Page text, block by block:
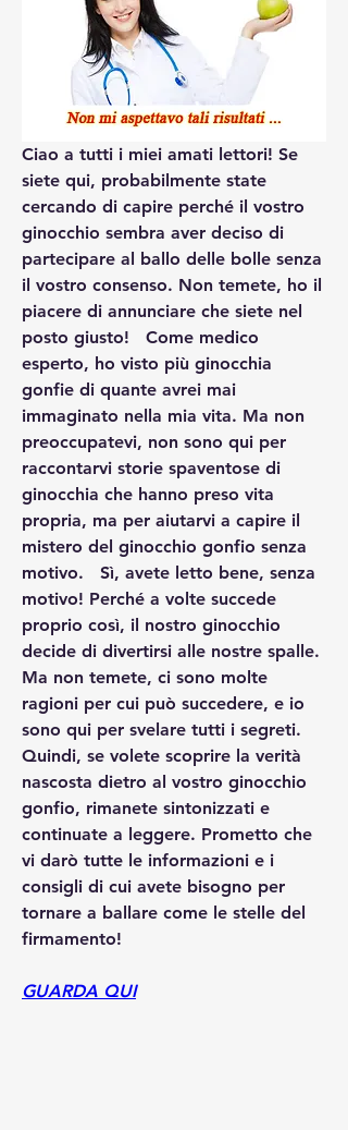
Ciao a tutti i miei amati lettori! Se
siete qui, probabilmente state
cercando di capire perché il vostro
ginocchio sembra aver deciso di
partecipare al ballo delle bolle senza
il vostro consenso. Non temete, ho il
piacere di annunciare che siete nel
posto giusto!   Come medico
esperto, ho visto più ginocchia
gonfie di quante avrei mai
immaginato nella mia vita. Ma non
preoccupatevi, non sono qui per
raccontarvi storie spaventose di
ginocchia che hanno preso vita
propria, ma per aiutarvi a capire il
mistero del ginocchio gonfio senza
motivo.   Sì, avete letto bene, senza
motivo! Perché a volte succede
proprio così, il nostro ginocchio
decide di divertirsi alle nostre spalle.
Ma non temete, ci sono molte
ragioni per cui può succedere, e io
sono qui per svelare tutti i segreti.
Quindi, se volete scoprire la verità
nascosta dietro al vostro ginocchio
gonfio, rimanete sintonizzati e
continuate a leggere. Prometto che
vi darò tutte le informazioni e i
consigli di cui avete bisogno per
tornare a ballare come le stelle del
firmamento!
GUARDA QUI